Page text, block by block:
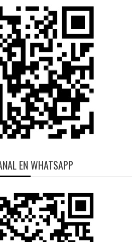
EN WHATSAPP